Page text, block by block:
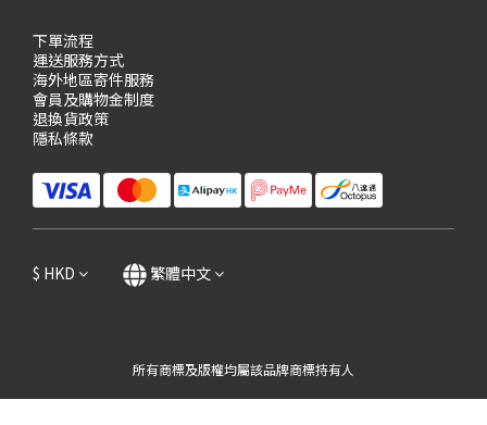
下單流程
運送服務方式
海外地區寄件服務
會員及購物金制度
退換貨政策
隱私條款
$ HKD 繁體中文
所有商標及版權均屬該品牌商標持有人